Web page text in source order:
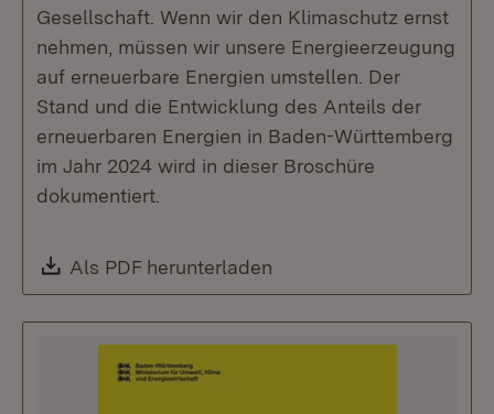
Gesellschaft. Wenn wir den Klimaschutz ernst
nehmen, müssen wir unsere Energieerzeugung
auf erneuerbare Energien umstellen. Der
Stand und die Entwicklung des Anteils der
erneuerbaren Energien in Baden-Württemberg
im Jahr 2024 wird in dieser Broschüre
dokumentiert.
Download:
Als PDF herunterladen